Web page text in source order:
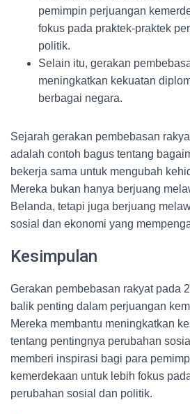
pemimpin perjuangan
fokus pada praktek-praktek
politik.
Selain itu, gerakan
meningkatkan kekuatan
berbagai negara.
Sejarah gerakan pembebasan
adalah contoh bagus tentang
bekerja sama untuk mengubah
Mereka bukan hanya berjuang
Belanda, tetapi juga berjuang
sosial dan ekonomi yang
Kesimpulan
Gerakan pembebasan rakyat pada
balik penting dalam perjuangan
Mereka membantu meningkatkan
tentang pentingnya perubahan
memberi inspirasi bagi para
kemerdekaan untuk lebih fokus
perubahan sosial dan politik.